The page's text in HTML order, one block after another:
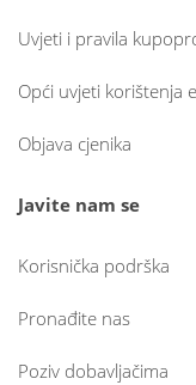
Uvjeti i pravila
Opći uvjeti korištenja
Objava cjenika
Javite nam se
Korisnička podrška
Pronađite nas
Poziv dobavljačima